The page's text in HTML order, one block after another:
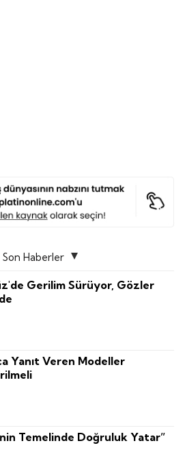
Son Haberler
Gerilim Sürüyor, Gözler
Yanıt Veren Modeller
Temelinde Doğruluk Yatar”